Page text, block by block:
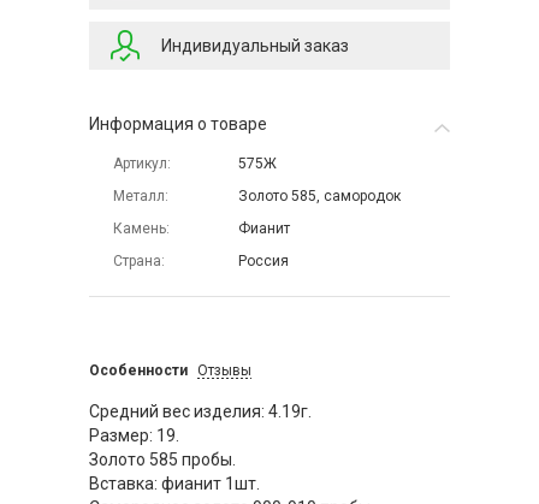
Индивидуальный заказ
Информация о товаре
Артикул
575Ж
Металл
Золото 585, самородок
Камень
Фианит
Страна
Россия
Особенности Отзывы
Средний вес изделия: 4.19г.
Размер: 19.
Золото 585 пробы.
Вставка: фианит 1шт.